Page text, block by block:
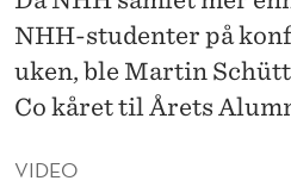
Å
R
E
VIDEO
NHH-studenter på
uken, ble Martin
Co kåret til Årets